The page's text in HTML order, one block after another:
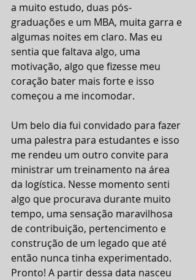
a muito estudo, duas pós-
graduações e um MBA, muita garra e
algumas noites em claro. Mas eu
sentia que faltava algo, uma
motivação, algo que fizesse meu
coração bater mais forte e isso
começou a me incomodar.
Um belo dia fui convidado para fazer
uma palestra para estudantes e isso
me rendeu um outro convite para
ministrar um treinamento na área
da logística. Nesse momento senti
algo que procurava durante muito
tempo, uma sensação maravilhosa
de contribuição, pertencimento e
construção de um legado que até
então nunca tinha experimentado.
Pronto! A partir dessa data nasceu